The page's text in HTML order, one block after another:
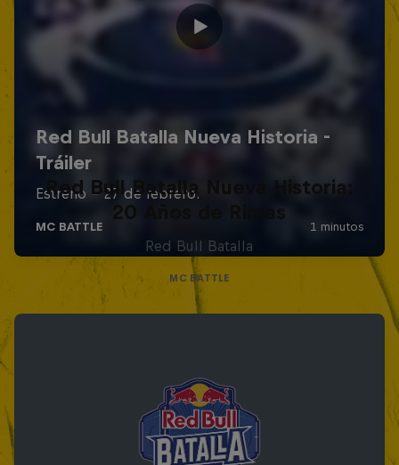
Red Bull Batalla Nueva Historia:
20 Años de Rimas
Red Bull Batalla
MC BATTLE